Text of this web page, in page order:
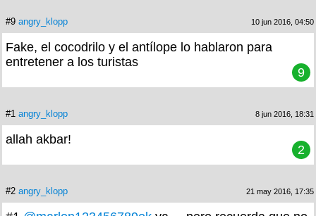
#9 angry_klopp 10 jun 2016, 04:50
Fake, el cocodrilo y el antílope lo hablaron para
entretener a los turistas
9
#1 angry_klopp 8 jun 2016, 18:31
allah akbar!
2
#2 angry_klopp 21 may 2016, 17:35